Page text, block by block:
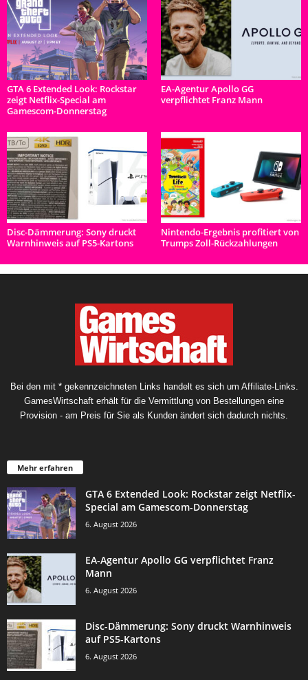
GTA 6 Extended Look: Rockstar
zeigt Netflix-Special am
Gamescom-Donnerstag
EA-Agentur Apollo GG
verpflichtet Franz Mann
Disc-Dämmerung: Sony druckt
Warnhinweis auf PS5-Kartons
Nintendo-Ergebnis profitiert von
Trumps Zoll-Rückzahlungen
Bei den mit * gekennzeichneten Links handelt es sich um Affiliate-Links.
GamesWirtschaft erhält für die Vermittlung von Bestellungen eine
Provision - am Preis für Sie als Kunden ändert sich dadurch nichts.
Mehr erfahren
GTA 6 Extended Look: Rockstar zeigt Netflix-
Special am Gamescom-Donnerstag
6. August 2026
EA-Agentur Apollo GG verpflichtet Franz
Mann
6. August 2026
Disc-Dämmerung: Sony druckt Warnhinweis
auf PS5-Kartons
6. August 2026